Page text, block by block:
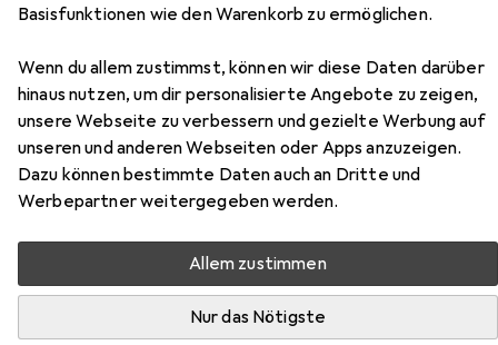
Basisfunktionen wie den Warenkorb zu ermöglichen.
Wenn du allem zustimmst, können wir diese Daten darüber
hinaus nutzen, um dir personalisierte Angebote zu zeigen,
unsere Webseite zu verbessern und gezielte Werbung auf
unseren und anderen Webseiten oder Apps anzuzeigen.
Dazu können bestimmte Daten auch an Dritte und
Werbepartner weitergegeben werden.
Allem zustimmen
Nur das Nötigste
Zubehör für Abus Pedelec 2.0
Ace
Hier findest du passendes Zubehör zum Produkt Abus